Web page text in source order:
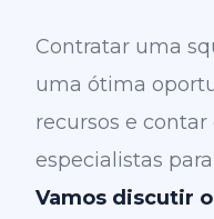
Contratar uma
uma ótima
recursos e
especialistas
Vamos discutir